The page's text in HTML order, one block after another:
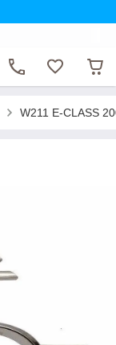
W211 E-CLASS